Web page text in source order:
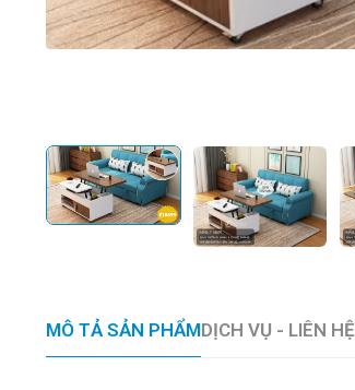
MÔ TẢ SẢN PHẨMDỊCH VỤ - LIÊN HỆ